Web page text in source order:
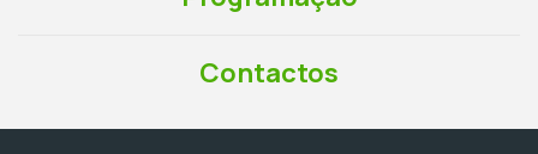
Contactos